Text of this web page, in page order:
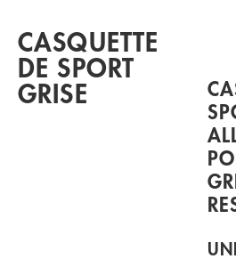
CASQUETTE
DE SPORT
GRISE